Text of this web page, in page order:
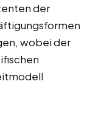
der
wobei der